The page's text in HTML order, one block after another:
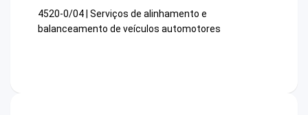
4520-0/04 | Serviços de alinhamento e
balanceamento de veículos automotores